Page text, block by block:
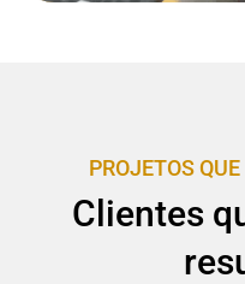
PROJETOS
Clientes